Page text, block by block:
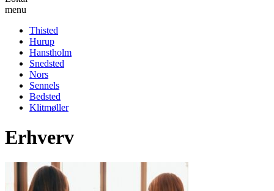
menu
Thisted
Hurup
Hanstholm
Snedsted
Nors
Sennels
Bedsted
Klitmøller
Erhverv